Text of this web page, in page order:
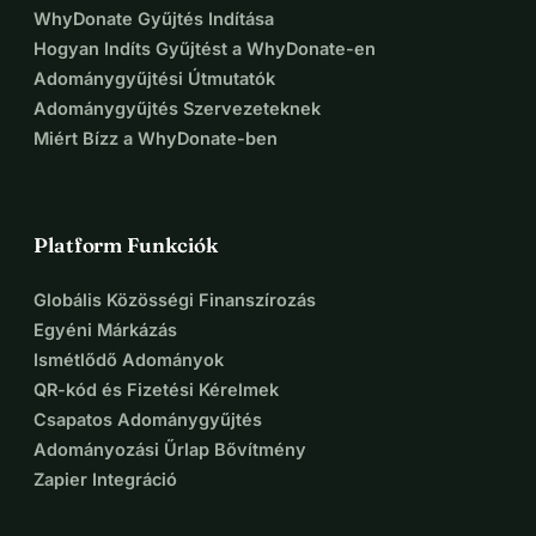
WhyDonate Gyűjtés Indítása
Hogyan Indíts Gyűjtést a WhyDonate-en
Adománygyűjtési Útmutatók
Adománygyűjtés Szervezeteknek
Miért Bízz a WhyDonate-ben
Platform Funkciók
Globális Közösségi Finanszírozás
Egyéni Márkázás
Ismétlődő Adományok
QR-kód és Fizetési Kérelmek
Csapatos Adománygyűjtés
Adományozási Űrlap Bővítmény
Zapier Integráció